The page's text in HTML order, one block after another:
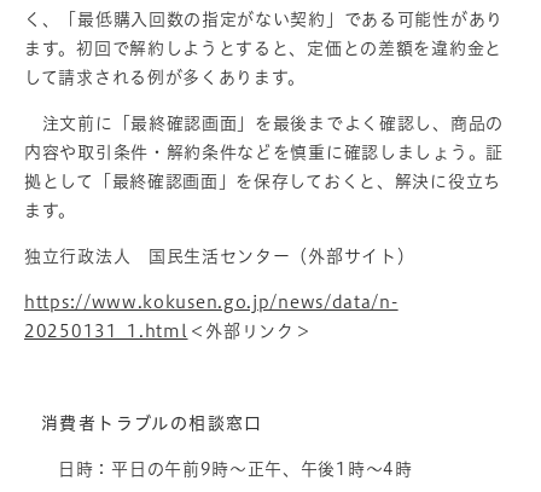
く、「最低購入回数の指定がない契約」である可能性があり
ます。初回で解約しようとすると、定価との差額を違約金と
して請求される例が多くあります。
注文前に「最終確認画面」を最後までよく確認し、商品の
内容や取引条件・解約条件などを慎重に確認しましょう。証
拠として「最終確認画面」を保存しておくと、解決に役立ち
ます。
独立行政法人 国民生活センター（外部サイト）
https://www.kokusen.go.jp/news/data/n-
20250131_1.html
＜外部リンク＞
消費者トラブルの相談窓口
日時：平日の午前9時～正午、午後1時～4時